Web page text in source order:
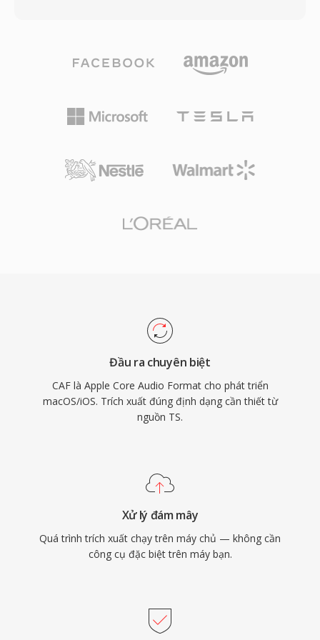
thường mang video MPEG-2, H.264 hoặc HEVC
cùng với âm thanh AAC, AC-3 hoặc MPEG. TS
thuật số trên toàn thế giới, được sử dụng bởi
cũng như dịch vụ truyền phát IPTV và OTT sử
dụng HTTP Live Streaming (HLS). Tính bền bỉ,
khiến TS phù hợp cả trong chuỗi phát sóng trực
trúc dựa trên khối lưu trữ âm thanh cùng với
vùng đánh dấu, chú thích và dữ liệu MIDI. Ưu
điểm nổi bật là khả năng xử lý bản ghi cực dài:
địa có thể ghi hàng giờ âm thanh liên tục mà
động cho dù nội dung là lossless 24-bit/192 kHz
Pro và Final Cut Pro. Cho các quy trình làm việc
trong hệ sinh thái Apple đòi hỏi cả tính đa dụng
và quy mô, CAF là lựa chọn cực kỳ mạnh mẽ.
Đầu ra chuyên biệt
CAF là Apple Core Audio Format cho phát triển
macOS/iOS. Trích xuất đúng định dạng cần thiết từ
nguồn TS.
Xử lý đám mây
Quá trình trích xuất chạy trên máy chủ — không cần
công cụ đặc biệt trên máy bạn.